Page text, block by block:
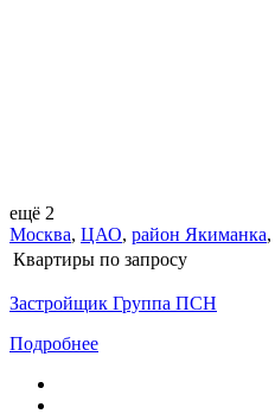
ещё 2
Москва, ЦАО, район Якиманка,
Квартиры по запросу
Застройщик Группа ПСН
Подробнее